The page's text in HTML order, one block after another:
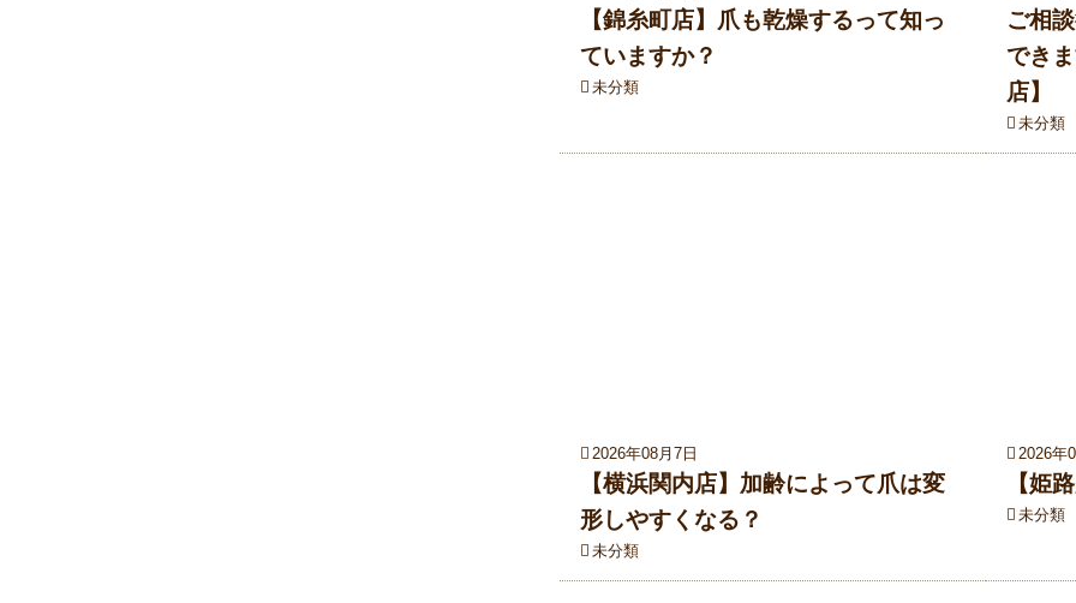
【錦糸町店】爪も乾燥するって知っ
ていますか？
未分類
ご相
でき
店】
未分類
2026年08月7日
【横浜関内店】加齢によって爪は変
形しやすくなる？
未分類
2026年
【姫
未分類